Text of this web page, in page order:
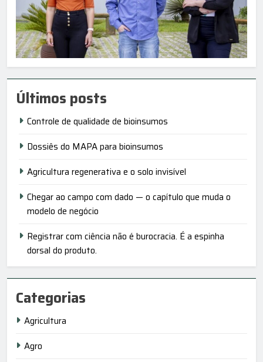
Últimos posts
Controle de qualidade de bioinsumos
Dossiês do MAPA para bioinsumos
Agricultura regenerativa e o solo invisível
Chegar ao campo com dado — o capítulo que muda o
modelo de negócio
Registrar com ciência não é burocracia. É a espinha
dorsal do produto.
Categorias
Agricultura
Agro